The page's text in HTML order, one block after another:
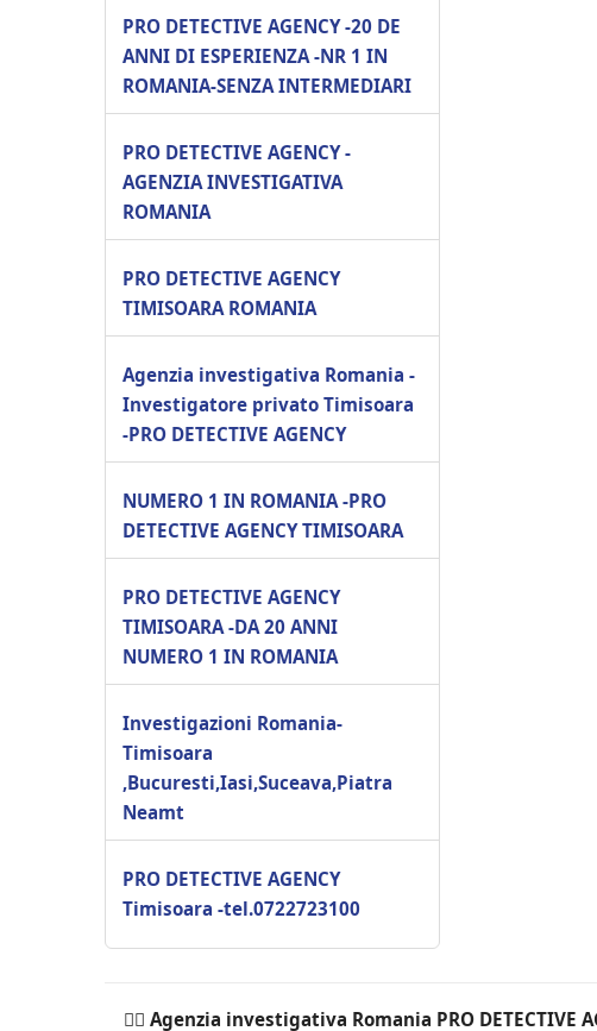
PRO DETECTIVE AGENCY -20 DE
ANNI DI ESPERIENZA -NR 1 IN
ROMANIA-SENZA INTERMEDIARI
PRO DETECTIVE AGENCY -
AGENZIA INVESTIGATIVA
ROMANIA
PRO DETECTIVE AGENCY
TIMISOARA ROMANIA
Agenzia investigativa Romania -
Investigatore privato Timisoara
-PRO DETECTIVE AGENCY
NUMERO 1 IN ROMANIA -PRO
DETECTIVE AGENCY TIMISOARA
PRO DETECTIVE AGENCY
TIMISOARA -DA 20 ANNI
NUMERO 1 IN ROMANIA
Investigazioni Romania-
Timisoara
,Bucuresti,Iasi,Suceava,Piatra
Neamt
PRO DETECTIVE AGENCY
Timisoara -tel.0722723100
🕵️‍♂ Agenzia investigativa Romania PRO DETECTIVE